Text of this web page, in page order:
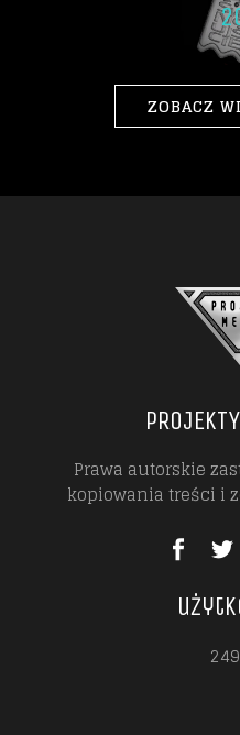
ZOBACZ
Prawa autorskie
kopiowania treści i